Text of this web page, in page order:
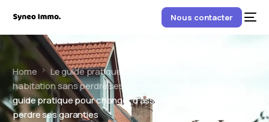
Nous contacter
Home
Le guide pratique pour changer d’assurance
habitation sans perdre ses garanties
guide pratique pour changer d’assurance habitation sans
perdre ses garanties